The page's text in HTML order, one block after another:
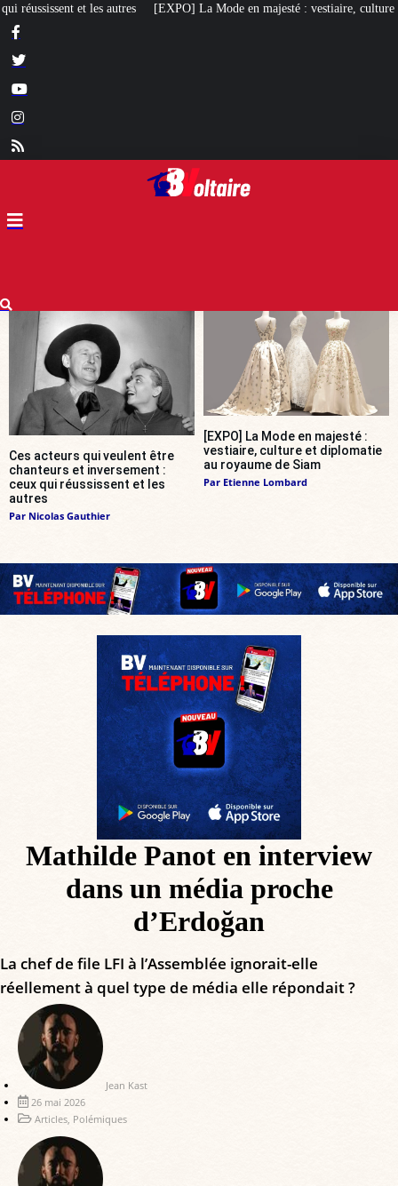
La Mode en majesté : vestiaire, culture et diplomatie au royaume de Siam
Ces acteurs qui veulent être
chanteurs et inversement :
ceux qui réussissent et les
autres
Par Nicolas Gauthier
[EXPO] La Mode en majesté :
vestiaire, culture et diplomatie
au royaume de Siam
Par Etienne Lombard
Mathilde Panot en interview
dans un média proche
d’Erdoğan
La chef de file LFI à l’Assemblée ignorait-elle
réellement à quel type de média elle répondait ?
Jean Kast
26 mai 2026
Articles, Polémiques